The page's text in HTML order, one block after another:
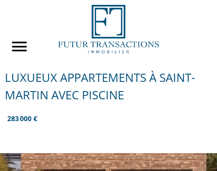
LUXUEUX APPARTEMENTS À SAINT-
MARTIN AVEC PISCINE
283 000 €